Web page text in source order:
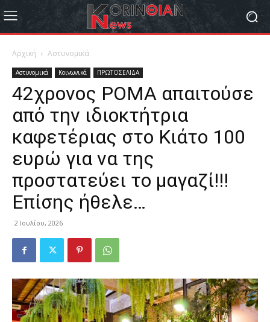
Αρχική Αστυνομικά
Αστυνομικά Κοινωνικά ΠΡΩΤΟΣΕΛΙΔΑ
42χρονος ΡΟΜΑ απαιτούσε
από την ιδιοκτήτρια
καφετέριας στο Κιάτο 100
ευρώ για να της
προστατεύει το μαγαζί!!!
Επίσης ήθελε…
2 Ιουλίου, 2026